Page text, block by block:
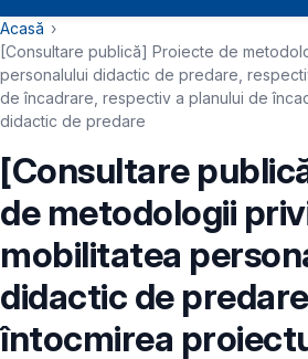
Navigație principală
Cale de navigare
Acasă
[Consultare publică] Proiecte de
personalului didactic de predare,
de încadrare, respectiv a planului de
didactic de predare
[Consultare
de metodologii
mobilitatea
didactic de
întocmirea